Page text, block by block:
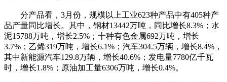
分产品看，3月份，规模以上工业623种产品中有405种产
品产量同比增长。其中，钢材13442万吨，同比增长8.3%；水
泥15788万吨，增长2.5%；十种有色金属692万吨，增长
3.7%；乙烯319万吨，增长6.1%；汽车304.5万辆，增长8.4%，
其中新能源汽车129.8万辆，增长40.6%；发电量7780亿千瓦
时，增长1.8%；原油加工量6306万吨，增长0.4%。